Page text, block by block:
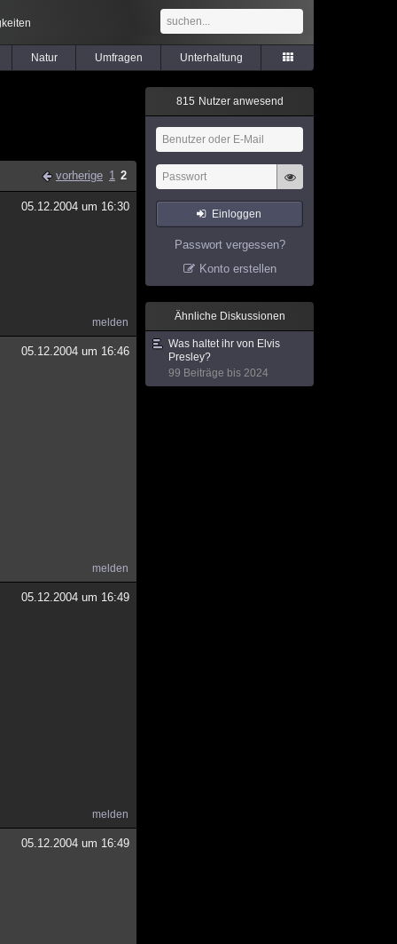
Natur Umfragen Unterhaltung
vorherige 1 2
05.12.2004 um 16:30
melden
05.12.2004 um 16:46
melden
05.12.2004 um 16:49
melden
05.12.2004 um 16:49
815 Nutzer anwesend
Einloggen
Passwort vergessen?
Konto erstellen
Ähnliche Diskussionen
Was haltet ihr von Elvis
Presley?
99 Beiträge bis 2024